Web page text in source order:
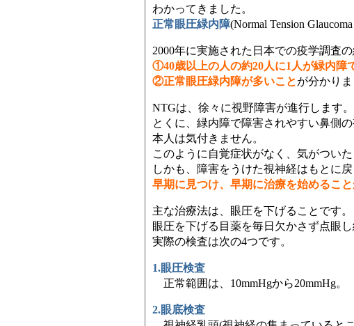
わかってきました。
正常眼圧緑内障(Normal Tension
2000年に実施された日本での疫学調査の
①40歳以上の人の約20人に1人が緑内障
②正常眼圧緑内障が多いことが分かりま
NTGは、徐々に視野障害が進行します。
とくに、緑内障で障害されやすい鼻側
本人は気付きません。
このように自覚症状がなく、気がつい
しかも、障害をうけた視神経はもとに戻
早期に見つけ、早期に治療を始めること
主な治療法は、眼圧を下げることです。
眼圧を下げる目薬を毎日欠かさず点眼
実際の検査は次の4つです。
1.眼圧検査
正常範囲は、10mmHgから20mmHg。
2.眼底検査